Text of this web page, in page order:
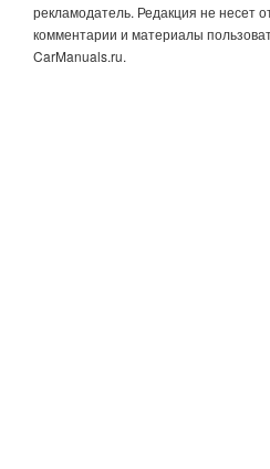
рекламодатель. Редакция не несет
комментарии и материалы
CarManuals.ru.